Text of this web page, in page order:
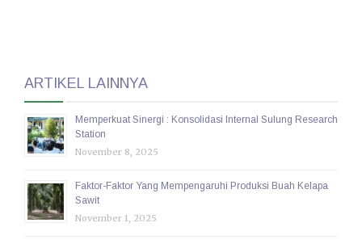
ARTIKEL LAINNYA
Memperkuat Sinergi : Konsolidasi Internal Sulung Research
Station
November 8, 2025
Faktor-Faktor Yang Mempengaruhi Produksi Buah Kelapa
Sawit
November 1, 2025